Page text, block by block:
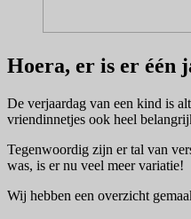
Hoera, er is er één
De verjaardag van een kind is
vriendinnetjes ook heel
Tegenwoordig zijn er tal van
was, is er nu veel meer variatie!
Wij hebben een overzicht